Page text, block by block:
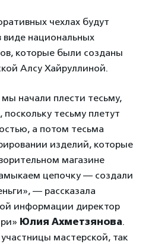
чехлах будут
национальных
которые были созданы
Алсу Хайруллиной.
начали плести тесьму,
поскольку тесьму плетут
а потом тесьма
изделий, которые
магазине
цепочку — создали
— рассказала
информации директор
Юлия Ахметзянова.
мастерской, так